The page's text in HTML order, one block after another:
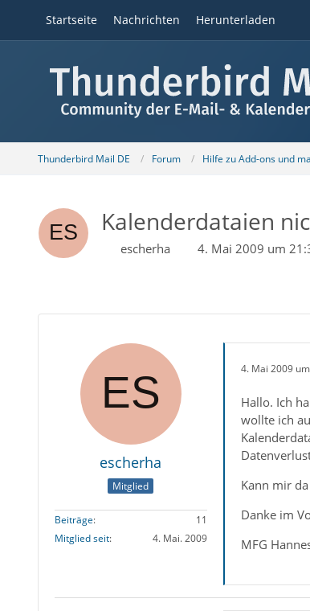
Startseite Nachrichten Herunterladen
Thunderbird Mail DE Forum Hilfe zu Add-ons und
Kalenderdataien
escherha 4. Mai 2009 um
escherha
Mitglied
Beiträge
11
Mitglied seit
4. Mai. 2009
4. Mai 2009
Hallo. Ich
wollte ich
Kann mir
Danke im
MFG